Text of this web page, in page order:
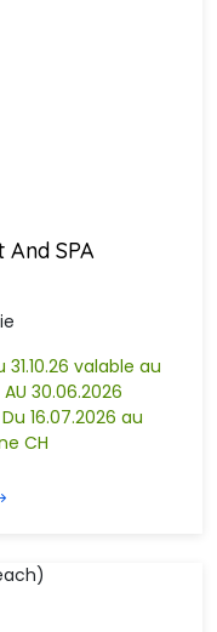
SPA
valable au
30.06.2026
16.07.2026 au
CH